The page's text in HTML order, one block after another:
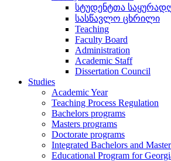
სტუდენტთა
სასწავლო ცხრილი
Teaching
Faculty Board
Administration
Academic Staff
Dissertation Council
Studies
Academic Year
Teaching Process Regulation
Bachelors programs
Masters programs
Doctorate programs
Integrated Bachelors and
Educational Program for